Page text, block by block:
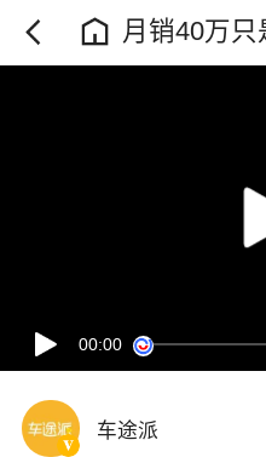
月销40万只
比亚迪月销
00:00
车途派